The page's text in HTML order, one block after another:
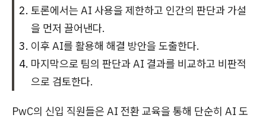
토론에서는 AI 사용을 제한하고 인간의 판단과 가설
을 먼저 끌어낸다.
이후 AI를 활용해 해결 방안을 도출한다.
마지막으로 팀의 판단과 AI 결과를 비교하고 비판적
으로 검토한다.
PwC의 신입 직원들은 AI 전환 교육을 통해 단순히 AI 도